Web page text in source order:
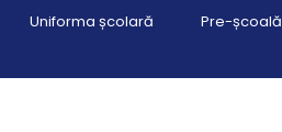
Uniforma școlară Pre-școală